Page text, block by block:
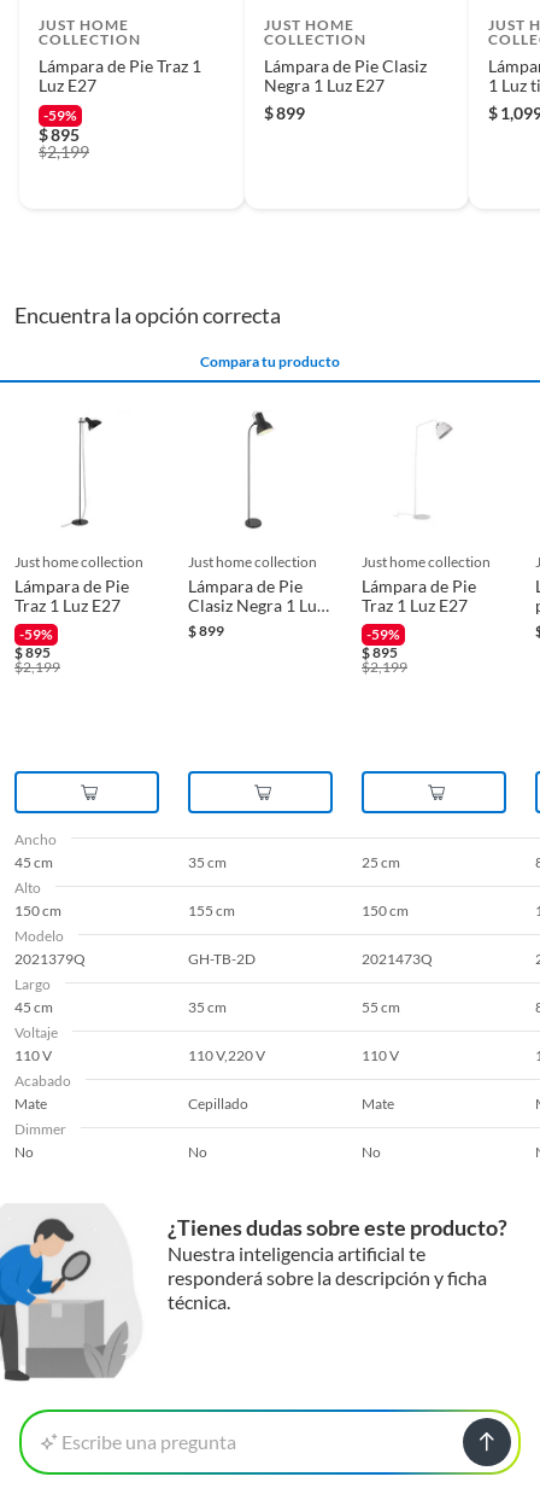
JUST HOME
COLLECTION
Lámpara de Pie Traz 1
Luz E27
-59%
$895
$2,199
JUST HOME
COLLECTION
Lámpara de Pie Clasiz
Negra 1 Luz E27
$899
JUST
1 Luz
$
Encuentra la opción correcta
Compara tu producto
just home collection
Lámpara de Pie
Traz 1 Luz E27
-59%
$895
$2,199
just home collection
Lámpara de Pie
Clasiz Negra 1 Luz
E27
$899
just home collection
Lámpara de Pie
Traz 1 Luz E27
-59%
$895
$2,199
Ancho
45 cm
35 cm 25 cm
Alto
150 cm
155 cm 150 cm
Modelo
2021379Q
GH-TB-2D 2021473Q
Largo
45 cm
35 cm 55 cm
Voltaje
110 V
110 V,220 V 110 V
Acabado
Mate
Cepillado Mate
Dimmer
No
No No
¿Tienes dudas sobre este producto?
Nuestra inteligencia artificial te
responderá sobre la descripción y ficha
técnica.
Escribe una pregunta